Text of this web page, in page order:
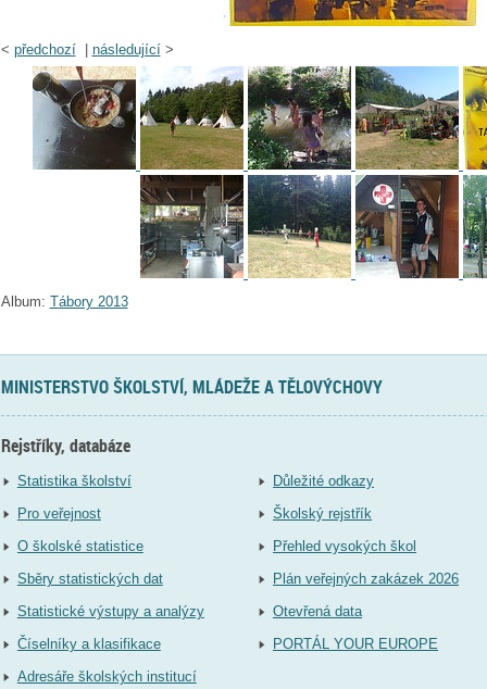
< předchozí| následující>
Album: Tábory 2013
MINISTERSTVO ŠKOLSTVÍ, MLÁDEŽE A TĚLOVÝCHOVY
Rejstříky, databáze
Statistika školství
Pro veřejnost
O školské statistice
Sběry statistických dat
Statistické výstupy a analýzy
Číselníky a klasifikace
Adresáře školských institucí
Důležité odkazy
Školský rejstřík
Přehled vysokých škol
Plán veřejných zakázek 2026
Otevřená data
PORTÁL YOUR EUROPE